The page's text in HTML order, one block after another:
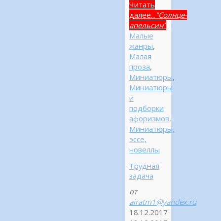
Читать
далее... "Солнце-
апельсин"
Малые
жанры,
Малая
проза,
Миниатюры,
Миниатюры
и
подборки
афоризмов,
Миниатюры,
эссе,
новеллы
Трудная
задача
от
airatm1@yandex.ru
18.12.2017